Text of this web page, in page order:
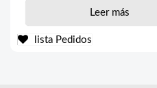
Leer más
lista Pedidos